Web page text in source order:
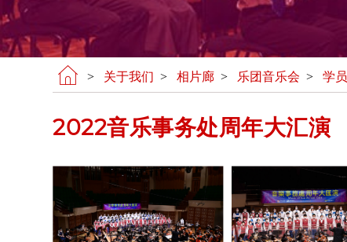
> 关于我们 >相片廊 > 乐团音乐会 >学
2022音乐事务处周年大汇演